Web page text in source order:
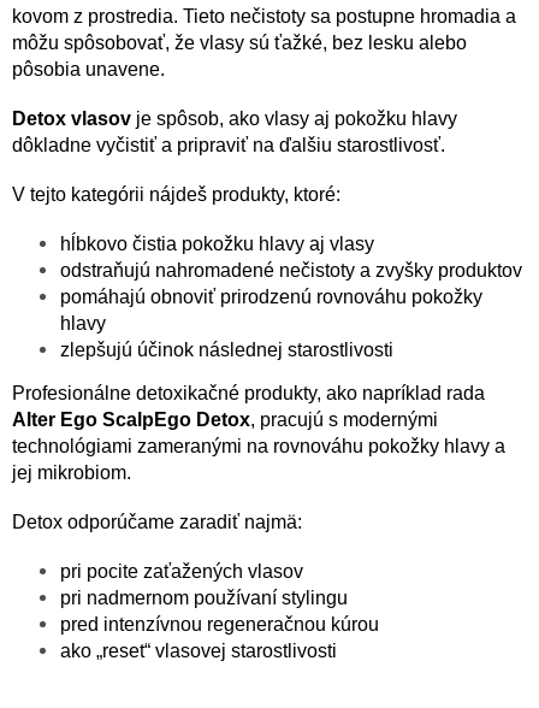
d
a
c
p
r
k
y
v
ý
p
i
u
kovom z prostredia. Tieto nečistoty sa postupne hromadia a
môžu spôsobovať, že vlasy sú ťažké, bez lesku alebo
pôsobia unavene.
Detox vlasov je spôsob, ako vlasy aj pokožku hlavy
dôkladne vyčistiť a pripraviť na ďalšiu starostlivosť.
V tejto kategórii nájdeš produkty, ktoré:
hĺbkovo čistia pokožku hlavy aj vlasy
odstraňujú nahromadené nečistoty a zvyšky produktov
pomáhajú obnoviť prirodzenú rovnováhu pokožky
hlavy
zlepšujú účinok následnej starostlivosti
Profesionálne detoxikačné produkty, ako napríklad rada
Alter Ego ScalpEgo Detox, pracujú s modernými
technológiami zameranými na rovnováhu pokožky hlavy a
jej mikrobiom.
Detox odporúčame zaradiť najmä:
pri pocite zaťažených vlasov
pri nadmernom používaní stylingu
pred intenzívnou regeneračnou kúrou
ako „reset“ vlasovej starostlivosti